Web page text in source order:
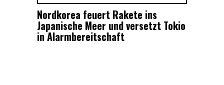
Nordkorea feuert Rakete ins
Japanische Meer und versetzt Tokio
in Alarmbereitschaft